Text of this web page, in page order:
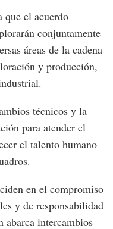
que el acuerdo
conjuntamente
áreas de la cadena
y producción,
técnicos y la
para atender el
el talento humano
en el compromiso
y de responsabilidad
abarca intercambios